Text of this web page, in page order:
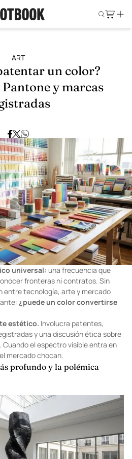
ART
un color?
y marcas
universal: una frecuencia que
fronteras ni contratos. Sin
entre tecnología, arte y mercado
¿puede un color convertirse
estético. Involucra patentes,
y una discusión ética sobre
el espectro visible entra en
mercado chocan.
profundo y la polémica